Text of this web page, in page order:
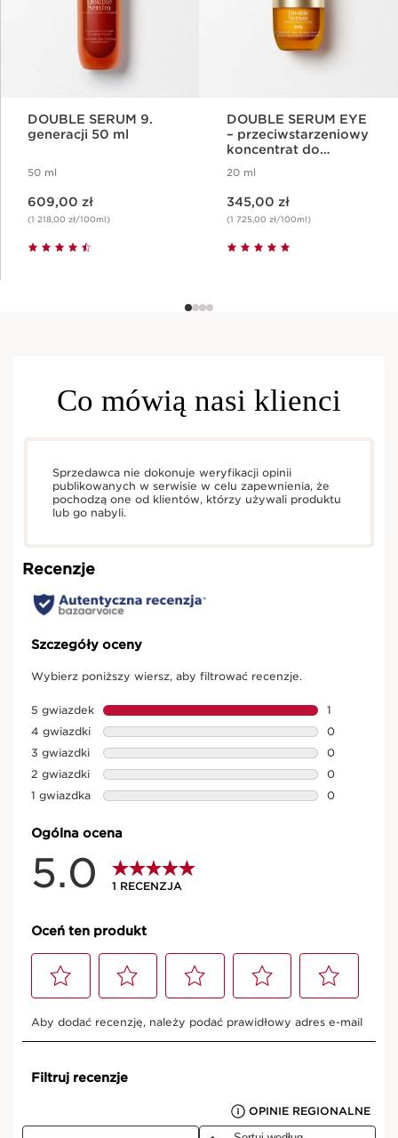
DOUBLE SERUM 9.
generacji 50 ml
50 ml
609,00 zł
(1 218,00 zł/100ml)
DOUBLE SERUM EYE
– przeciwstarzeniowy
koncentrat do
pielęgnacji okolic
oczu
20 ml
345,00 zł
(1 725,00 zł/100ml)
Co mówią nasi klienci
Sprzedawca nie dokonuje weryfikacji opinii
publikowanych w serwisie w celu zapewnienia, że
pochodzą one od klientów, którzy używali produktu
lub go nabyli.